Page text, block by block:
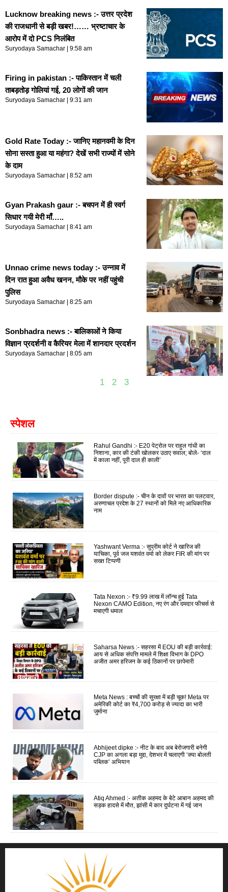
Lucknow breaking news :- उत्तर प्रदेश
की राजधानी से बड़ी खबर!…… भ्रष्टाचार के
आरोप में दो PCS निलंबित
Suryodaya Samachar 9:58 am
Firing in pakistan :- पाकिस्तान में चली
ताबड़तोड़ गोलियां गई, 20 लोगों की जान
Suryodaya Samachar 9:31 am
Gold Rate Today :- जानिए महानवमी के दिन
सोना सस्ता हुआ या महंगा? देखें सभी राज्यों में सोने
के दाम
Suryodaya Samachar 8:52 am
Gyan Prakash gaur :- बचपन में ही स्वर्ग
सिधार गयी मेरी माँ…..
Suryodaya Samachar 8:41 am
Unnao crime news today :- उन्नाव में
दिन रात हुआ अवैध खनन, मौके पर नहीं पहुंची
पुलिस
Suryodaya Samachar 8:25 am
Sonbhadra news :- बालिकाओं ने किया
विज्ञान प्रदर्शनी व कैरियर मेला में शानदार प्रदर्शन
Suryodaya Samachar 8:05 am
1 2 3
स्पेशल
Rahul Gandhi :- E20 पेट्रोल पर राहुल गांधी का
निशाना, कार की टंकी खोलकर उठाए सवाल; बोले- ‘दाल
में काला नहीं, पूरी दाल ही काली’
Border dispute :- चीन के दावों पर भारत का पलटवार,
अरुणाचल प्रदेश के 27 स्थानों को मिले नए आधिकारिक
नाम
Yashwant Verma :- सुप्रीम कोर्ट ने खारिज की
याचिका, पूर्व जज यशवंत वर्मा को लेकर FIR की मांग पर
सख्त टिप्पणी
Tata Nexon :- ₹9.99 लाख में लॉन्च हुई Tata
Nexon CAMO Edition, नए रंग और दमदार फीचर्स से
मचाएगी धमाल
Saharsa News :- सहरसा में EOU की बड़ी कार्रवाई:
आय से अधिक संपत्ति मामले में शिक्षा विभाग के DPO
अजीत अमर हरिजन के कई ठिकानों पर छापेमारी
Meta News : बच्चों की सुरक्षा में बड़ी चूक! Meta पर
अमेरिकी कोर्ट का ₹4,700 करोड़ से ज्यादा का भारी
जुर्माना
Abhijeet dipke :- नीट के बाद अब बेरोजगारी बनेगी
CJP का अगला बड़ा मुद्दा, देशभर में चलाएगी ‘क्या बोलती
पब्लिक’ अभियान
Atiq Ahmed :- अतीक अहमद के बेटे आबान अहमद की
सड़क हादसे में मौत, झांसी में कार दुर्घटना में गई जान